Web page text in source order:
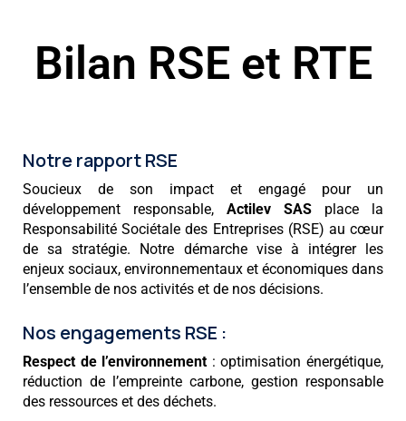
Bilan RSE et RTE
Notre rapport RSE
Soucieux de son impact et engagé pour un
développement responsable, Actilev SAS place la
Responsabilité Sociétale des Entreprises (RSE) au cœur
de sa stratégie. Notre démarche vise à intégrer les
enjeux sociaux, environnementaux et économiques dans
l’ensemble de nos activités et de nos décisions.
Nos engagements RSE :
Respect de l’environnement : optimisation énergétique,
réduction de l’empreinte carbone, gestion responsable
des ressources et des déchets.